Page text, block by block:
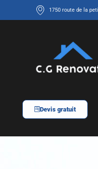
1750 route de la
Devis gratuit